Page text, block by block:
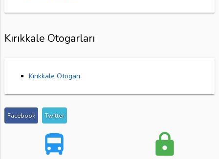
Kırıkkale Otogarları
Kırıkkale Otogarı
Facebook Twitter
directions_bus lock